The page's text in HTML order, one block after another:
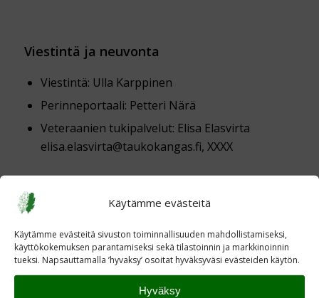
Käytämme evästeitä
Käytämme evästeitä sivuston toiminnallisuuden mahdollistamiseksi,
käyttökokemuksen parantamiseksi sekä tilastoinnin ja markkinoinnin
tueksi. Napsauttamalla ’hyvaksy’ osoitat hyväksyväsi evästeiden käytön.
Hyväksy
Viestintä ja neuvonta
Viestintä: Ulla Karppinen
Perinneportaali: Petteri Närä
Veteraanien tukipalvelut: Elisa Elasvirta
elisa.elasvirta@taukokangas.fi, XXXX